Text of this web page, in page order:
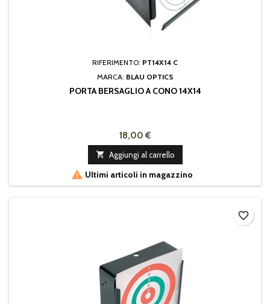
RIFERIMENTO: PT14X14 C
MARCA: BLAU OPTICS
PORTA BERSAGLIO A CONO 14X14
18,00 €
 Aggiungi al carrello
 Ultimi articoli in magazzino
favorite_border